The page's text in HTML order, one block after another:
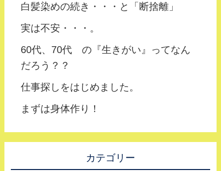
白髪染めの続き・・・と「断捨離」
実は不安・・・。
60代、70代 の『生きがい』ってなん
だろう？？
仕事探しをはじめました。
まずは身体作り！
カテゴリー